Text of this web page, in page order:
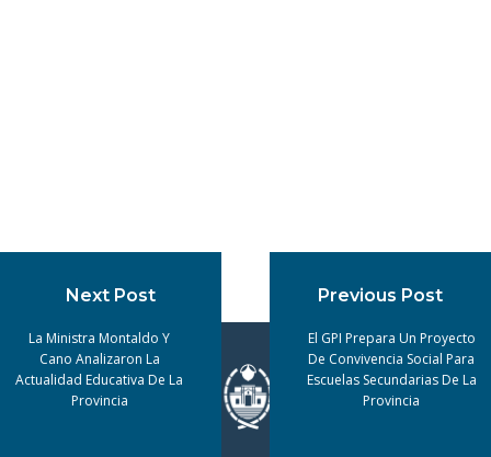
Previous Post
El GPI Prepara Un Proyecto
De Convivencia Social Para
Escuelas Secundarias De La
Provincia
Next Post
La Ministra Montaldo Y
Cano Analizaron La
Actualidad Educativa De La
Provincia